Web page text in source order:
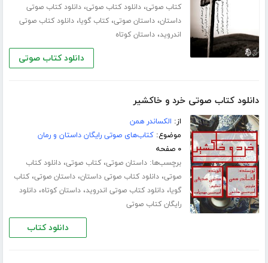
کتاب صوتی،دانلود کتاب صوتی،دانلود کتاب صوتی
داستان،داستان صوتی،کتاب گویا،دانلود کتاب صوتی
اندروید،داستان کوتاه
دانلود کتاب صوتی
دانلود کتاب صوتی خرد و خاکشیر
از: الکساندر همن
موضوع:کتاب‌های صوتی رایگان داستان و رمان
۰ صفحه
برچسب‌ها:داستان صوتی،کتاب صوتی،دانلود کتاب
صوتی،دانلود کتاب صوتی داستان،داستان صوتی،کتاب
گویا،دانلود کتاب صوتی اندروید،داستان کوتاه،دانلود
رایگان کتاب صوتی
دانلود کتاب